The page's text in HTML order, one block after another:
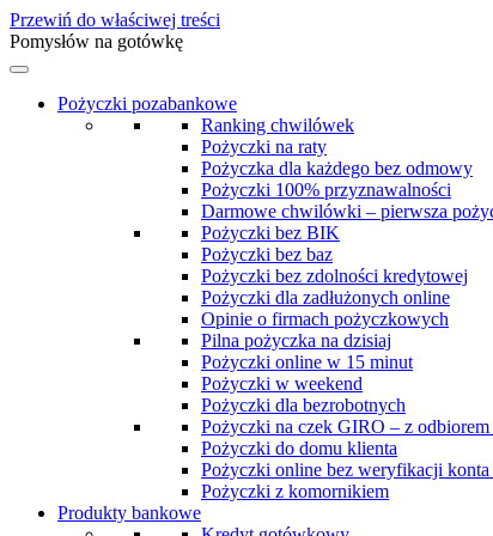
Przewiń do właściwej treści
Pomysłów na gotówkę
Pożyczki pozabankowe
Ranking chwilówek
Pożyczki na raty
Pożyczka dla każdego bez odmowy
Pożyczki 100% przyznawalności
Darmowe chwilówki – pierwsza
Pożyczki bez BIK
Pożyczki bez baz
Pożyczki bez zdolności kredytowej
Pożyczki dla zadłużonych online
Opinie o firmach pożyczkowych
Pilna pożyczka na dzisiaj
Pożyczki online w 15 minut
Pożyczki w weekend
Pożyczki dla bezrobotnych
Pożyczki na czek GIRO – z odbiorem
Pożyczki do domu klienta
Pożyczki online bez weryfikacji konta
Pożyczki z komornikiem
Produkty bankowe